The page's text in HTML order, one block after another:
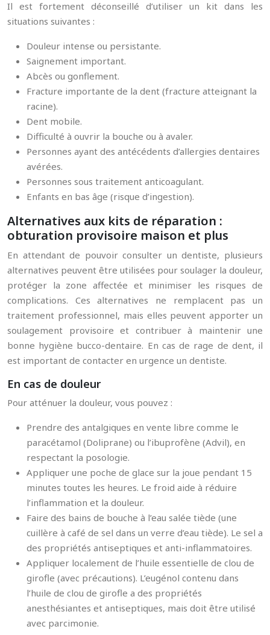
Il est fortement déconseillé d’utiliser un kit dans les
situations suivantes :
Douleur intense ou persistante.
Saignement important.
Abcès ou gonflement.
Fracture importante de la dent (fracture atteignant la
racine).
Dent mobile.
Difficulté à ouvrir la bouche ou à avaler.
Personnes ayant des antécédents d’allergies dentaires
avérées.
Personnes sous traitement anticoagulant.
Enfants en bas âge (risque d’ingestion).
Alternatives aux kits de réparation :
obturation provisoire maison et plus
En attendant de pouvoir consulter un dentiste, plusieurs
alternatives peuvent être utilisées pour soulager la douleur,
protéger la zone affectée et minimiser les risques de
complications. Ces alternatives ne remplacent pas un
traitement professionnel, mais elles peuvent apporter un
soulagement provisoire et contribuer à maintenir une
bonne hygiène bucco-dentaire. En cas de rage de dent, il
est important de contacter en urgence un dentiste.
En cas de douleur
Pour atténuer la douleur, vous pouvez :
Prendre des antalgiques en vente libre comme le
paracétamol (Doliprane) ou l’ibuprofène (Advil), en
respectant la posologie.
Appliquer une poche de glace sur la joue pendant 15
minutes toutes les heures. Le froid aide à réduire
l’inflammation et la douleur.
Faire des bains de bouche à l’eau salée tiède (une
cuillère à café de sel dans un verre d’eau tiède). Le sel a
des propriétés antiseptiques et anti-inflammatoires.
Appliquer localement de l’huile essentielle de clou de
girofle (avec précautions). L’eugénol contenu dans
l’huile de clou de girofle a des propriétés
anesthésiantes et antiseptiques, mais doit être utilisé
avec parcimonie.